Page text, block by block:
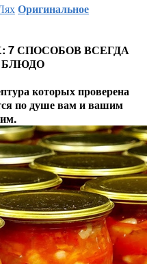
Оригинальное
СПОСОБОВ ВСЕГДА
БЛЮДО
которых проверена
по душе вам и вашим